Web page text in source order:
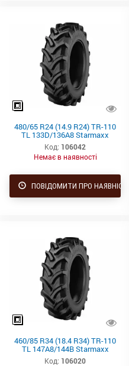
480/65 R24 (14.9 R24) TR-110
TL 133D/136A8 Starmaxx
Код: 106042
Немає в наявності
ПОВІДОМИТИ ПРО НАЯВНІСТЬ
460/85 R34 (18.4 R34) TR-110
TL 147A8/144B Starmaxx
Код: 106020